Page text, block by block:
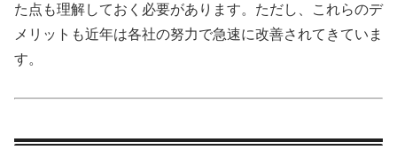
た点も理解しておく必要があります。ただし、これらのデ
メリットも近年は各社の努力で急速に改善されてきていま
す。